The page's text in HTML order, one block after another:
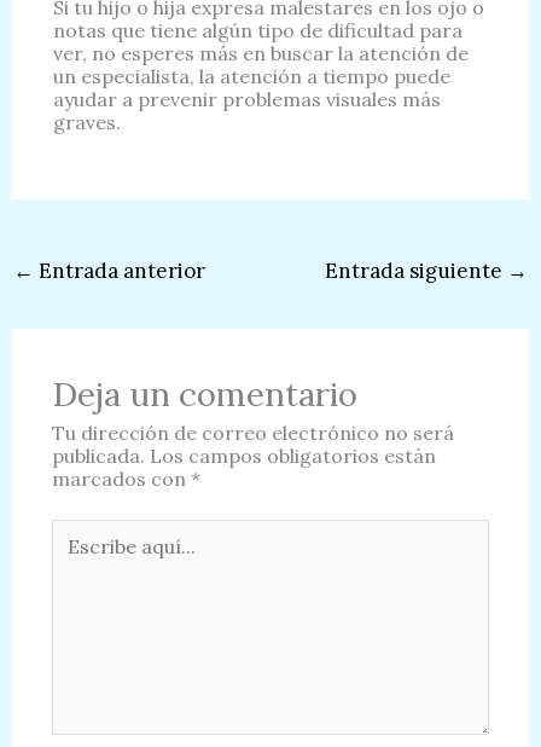
Si tu hijo o hija expresa malestares en los ojo o
notas que tiene algún tipo de dificultad para
ver, no esperes más en buscar la atención de
un especialista, la atención a tiempo puede
ayudar a prevenir problemas visuales más
graves.
← Entrada anterior Entrada siguiente →
Deja un comentario
Tu dirección de correo electrónico no será
publicada. Los campos obligatorios están
marcados con *
aquí...